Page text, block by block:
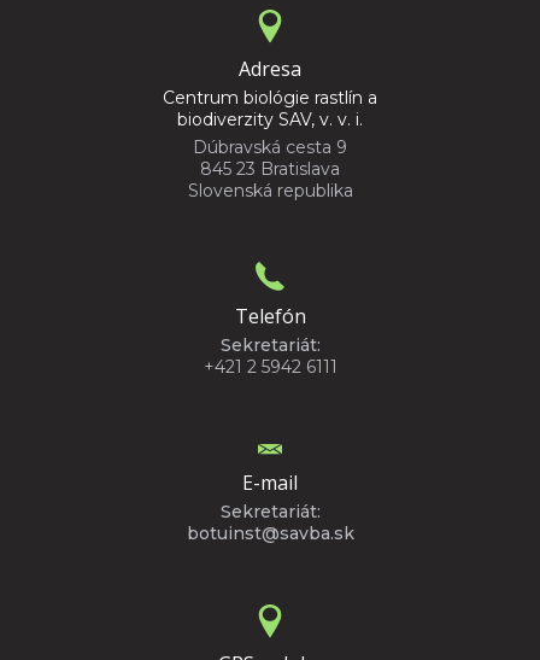
Adresa
Centrum biológie rastlín a
biodiverzity SAV, v. v. i.
Dúbravská cesta 9
845 23 Bratislava
Slovenská republika
Telefón
Sekretariát:
+421 2 5942 6111
E-mail
Sekretariát:
botuinst@savba.sk